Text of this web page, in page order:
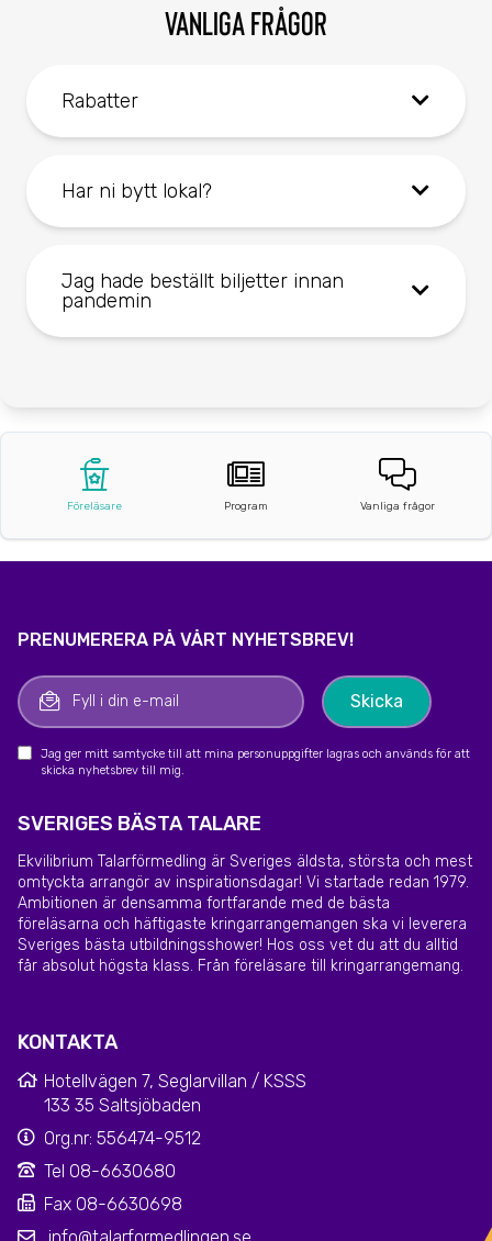
Föreläsare Program Vanliga frågor
VANLIGA FRÅGOR
Rabatter
Har ni bytt lokal?
Jag hade beställt biljetter innan
pandemin
KONTAKTA
Hotellvägen 7, Seglarvillan / KSSS
133 35 Saltsjöbaden
Org.nr: 556474-9512
Tel 08-6630680
Fax 08-6630698
SVERIGES BÄSTA TALARE
Ekvilibrium Talarförmedling är Sveriges äldsta, största och mest
omtyckta arrangör av inspirationsdagar! Vi startade redan 1979.
Ambitionen är densamma fortfarande med de bästa
föreläsarna och häftigaste kringarrangemangen ska vi leverera
Sveriges bästa utbildningsshower! Hos oss vet du att du alltid
får absolut högsta klass. Från föreläsare till kringarrangemang.
PRENUMERERA PÅ VÅRT NYHETSBREV!
Jag ger mitt samtycke till att mina personuppgifter lagras och används för att
skicka nyhetsbrev till mig.